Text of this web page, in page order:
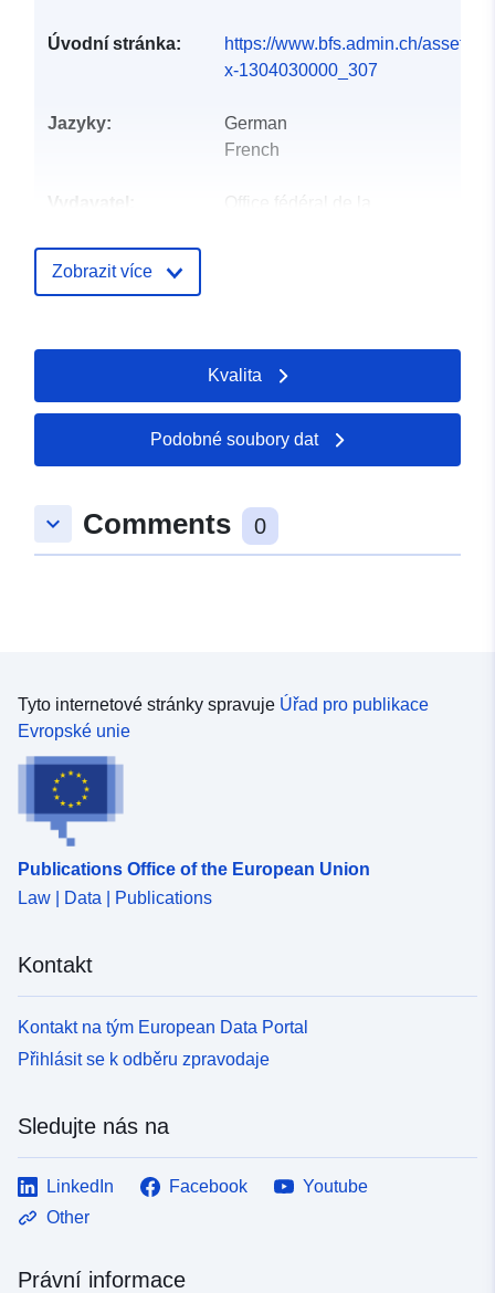
Úvodní stránka:
https://www.bfs.admin.ch/asset/
x-1304030000_307
Jazyky:
German
French
Vydavatel:
Katalogový
Přidáno do data.europa.eu:
18 December 2025
Identifikátory:
36315579@bundesamt-fur-
Časová
periodicita:
annual
Časové pokrytí:
Zobrazit více
Kvalita
Podobné soubory dat
keyboard_arrow_down Comments 0
Tyto internetové stránky spravuje Úřad pro publikace
Evropské unie
Publications Office of the European Union
Law | Data | Publications
Kontakt
Kontakt na tým European Data Portal
Přihlásit se k odběru zpravodaje
Sledujte nás na
LinkedIn Facebook
Youtube
Other
Právní informace